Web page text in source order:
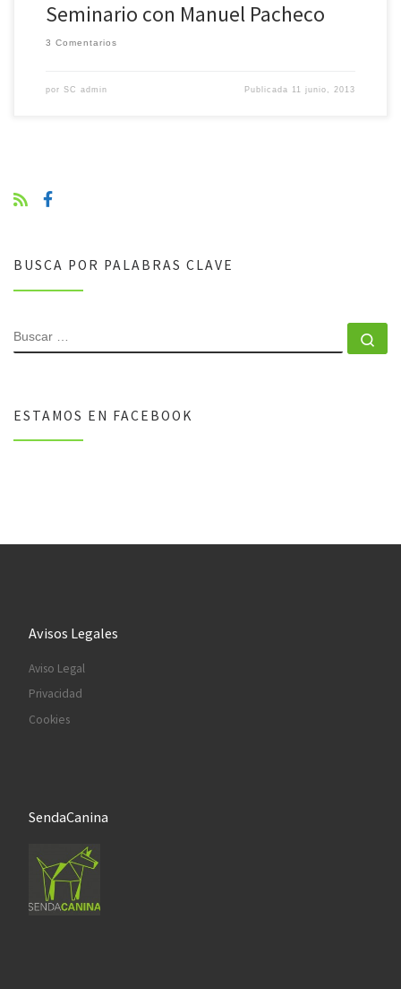
Seminario con Manuel Pacheco
3 Comentarios
por SC admin Publicada 11 junio, 2013
BUSCA POR PALABRAS CLAVE
BUSCAR
ESTAMOS EN FACEBOOK
Avisos Legales
Aviso Legal
Privacidad
Cookies
SendaCanina